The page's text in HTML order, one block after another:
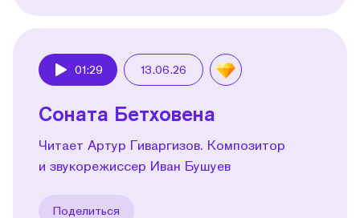
01:29 13.06.26
Соната Бетховена
Читает Артур Гиваргизов. Композитор
и звукорежиссер Иван Бушуев
Поделиться